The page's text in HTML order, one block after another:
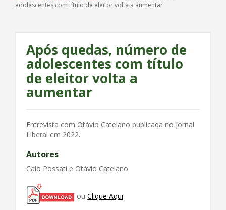
adolescentes com título de eleitor volta a aumentar
Após quedas, número de
adolescentes com título
de eleitor volta a
aumentar
Entrevista com Otávio Catelano publicada no jornal
Liberal em 2022.
Autores
Caio Possati e Otávio Catelano
ou Clique Aqui